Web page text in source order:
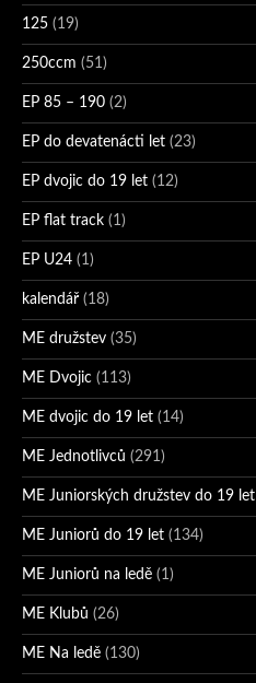
125 (19)
250ccm (51)
EP 85 – 190 (2)
EP do devatenácti let (23)
EP dvojic do 19 let (12)
EP flat track (1)
EP U24 (1)
kalendář (18)
ME družstev (35)
ME Dvojic (113)
ME dvojic do 19 let (14)
ME Jednotlivců (291)
ME Juniorských družstev do 19 let
ME Juniorů do 19 let (134)
ME Juniorů na ledě (1)
ME Klubů (26)
ME Na ledě (130)